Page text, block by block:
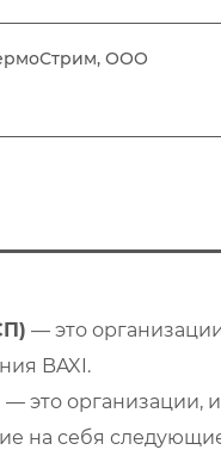
ООО
— это
BAXI.
— это организации,
на себя